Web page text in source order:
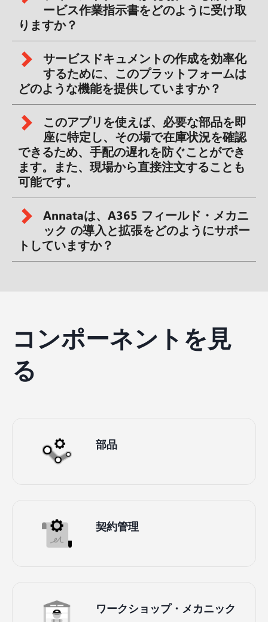
ービス作業指示書をどのように受け取
りますか？
サービスドキュメントの作成を効率化
するために、このプラットフォームは
どのような機能を提供していますか？
このアプリを使えば、必要な部品を即
座に特定し、その場で在庫状況を確認
できるため、手配の遅れを防ぐことができ
ます。また、現場から直接注文することも
可能です。
Annataは、A365 フィールド・メカニ
ック の導入と拡張をどのようにサポー
トしていますか？
コンポーネントを見
る
部品
契約管理
ワークショップ・メカニック